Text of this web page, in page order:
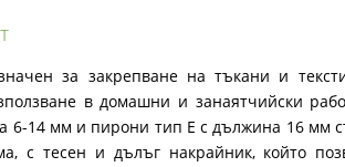
за закрепване на тъкани и
в домашни и занаятчийски
6-14 мм и пирони тип E с дължина 16 мм
с тесен и дълъг накрайник, който